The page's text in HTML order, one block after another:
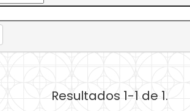
Resultados 1-1 de 1.